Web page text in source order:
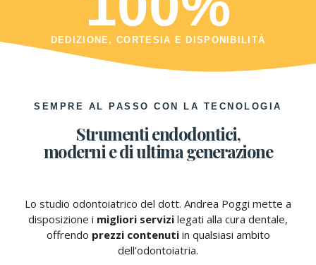
DEDIZIONE, CORTESIA E DISPONIBILITÀ
SEMPRE AL PASSO CON LA TECNOLOGIA
Strumenti endodontici,
moderni e di ultima generazione
Lo studio odontoiatrico del dott. Andrea Poggi mette a
disposizione i migliori servizi legati alla cura dentale,
offrendo prezzi contenutiin qualsiasi ambito
dell’odontoiatria.